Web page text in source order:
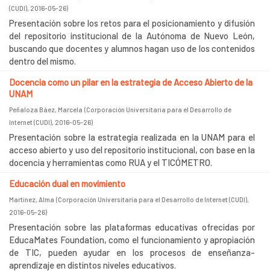
(CUDI), 2016-05-26)
Presentación sobre los retos para el posicionamiento y difusión
del repositorio institucional de la Autónoma de Nuevo León,
buscando que docentes y alumnos hagan uso de los contenidos
dentro del mismo.
Docencia como un pilar en la estrategia de Acceso Abierto de la
UNAM
Peñaloza Báez, Marcela (Corporación Universitaria para el Desarrollo de
Internet (CUDI), 2016-05-26)
Presentación sobre la estrategia realizada en la UNAM para el
acceso abierto y uso del repositorio institucional, con base en la
docencia y herramientas como RUA y el TICÓMETRO.
Educación dual en movimiento
Martínez, Alma (Corporación Universitaria para el Desarrollo de Internet (CUDI),
2016-05-26)
Presentación sobre las plataformas educativas ofrecidas por
EducaMates Foundation, como el funcionamiento y apropiación
de TIC, pueden ayudar en los procesos de enseñanza-
aprendizaje en distintos niveles educativos.